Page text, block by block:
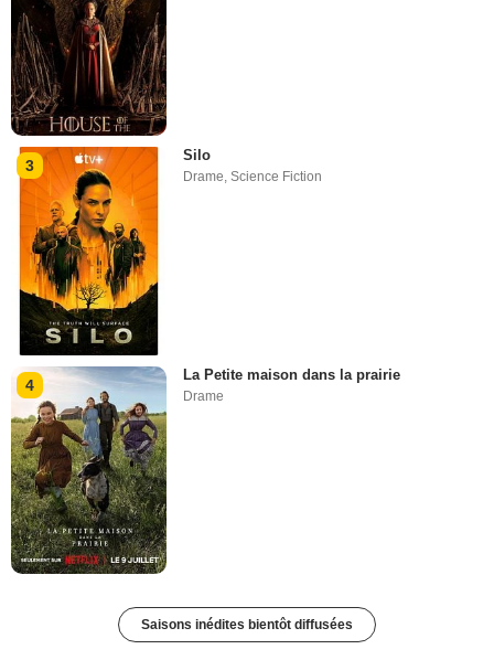
3
Silo
Drame,Science Fiction
4
La Petite maison dans la prairie
Drame
Saisons inédites bientôt diffusées